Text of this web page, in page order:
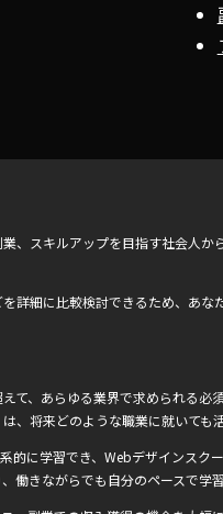
スキルアップを目指す社会人
細に比較検討できるため、あ
、あらゆる業界で求められる
将来どのような職業に就いても
に学習でき、Webデザインスク
きながらでも自分のペースで学